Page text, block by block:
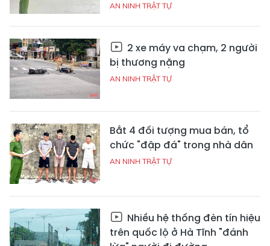
AN NINH TRẬT TỰ
2 xe máy va chạm, 2 người
bị thương nặng
AN NINH TRẬT TỰ
Bắt 4 đối tượng mua bán, tổ
chức "đập đá" trong nhà dân
AN NINH TRẬT TỰ
Nhiều hệ thống đèn tín hiệu
trên quốc lộ ở Hà Tĩnh "đánh